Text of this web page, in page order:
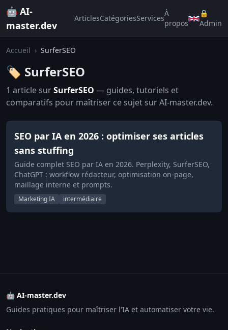
🤖 AI-
master.dev
ArticlesCatégoriesServices
À
propos
🔒
Admin
Accueil › SurferSEO
🏷️ SurferSEO
1 article surSurferSEO — guides, tutoriels et
comparatifs pour maîtriser ce sujet sur AI-master.dev.
SEO par IA en 2026 : optimiser ses articles
sans stuffing
Guide complet SEO par IA en 2026. Perplexity, SurferSEO,
ChatGPT : workflow rédacteur, optimisation on-page,
maillage interne et prompts.
Marketing IA intermédiaire
🤖 AI-master.dev
Guides pratiques pour maîtriser l'IA et automatiser votre vie.